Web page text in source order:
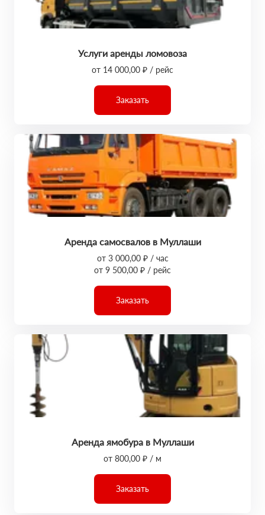
Услуги аренды ломовоза
от 14 000,00 ₽ / рейс
Заказать
Аренда самосвалов в Муллаши
от 3 000,00 ₽ / час
от 9 500,00 ₽ / рейс
Заказать
Аренда ямобура в Муллаши
от 800,00 ₽ / м
Заказать